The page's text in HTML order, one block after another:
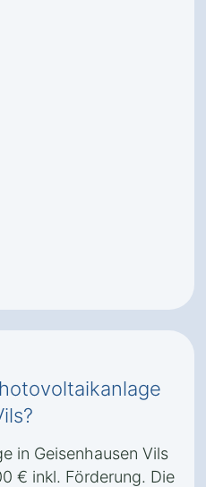
in Geisenhausen Vils
€ inkl. Förderung. Die